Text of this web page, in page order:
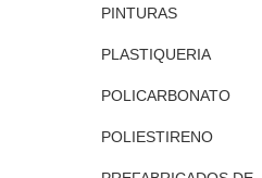
PINTURAS
PLASTIQUERIA
POLICARBONATO
POLIESTIRENO